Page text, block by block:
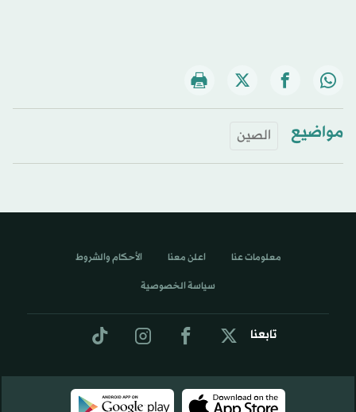
مواضيع الصين
تابعنا
معلومات عنا اعلن معنا الأحكام والشروط
سياسة الخصوصية